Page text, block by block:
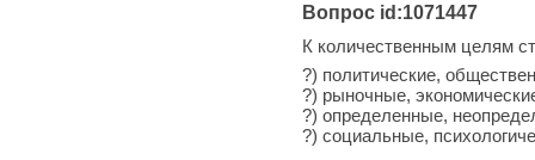
Вопрос id:1071447
К количественным целям
?) политические,
?) рыночные,
?) определенные,
?) социальные,